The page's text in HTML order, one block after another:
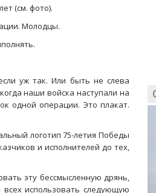
(см. фото).
Молодцы.
уж так. Или быть не слева
наши войска наступали на
одной операции. Это плакат.
логотип 75-летия Победы
и исполнителей до тех,
эту бессмысленную дрянь,
использовать следующую